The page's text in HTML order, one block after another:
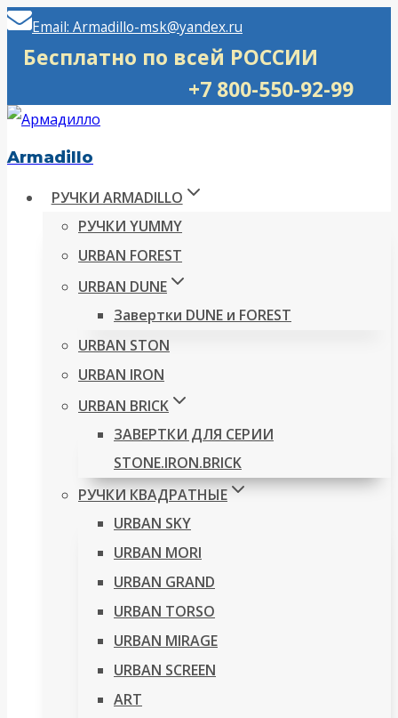
Перейти
Email: Armadillo-msk@yandex.ru
Бесплатно по всей РОССИИ
+7 800-550-92-99
Armadillo
РУЧКИ ARMADILLO
РУЧКИ YUMMY
URBAN FOREST
URBAN DUNE
Завертки DUNE и FOREST
URBAN STON
URBAN IRON
URBAN BRICK
ЗАВЕРТКИ ДЛЯ СЕРИИ
STONE.IRON.BRICK
РУЧКИ КВАДРАТНЫЕ
URBAN SKY
URBAN MORI
URBAN GRAND
URBAN TORSO
URBAN MIRAGE
URBAN SCREEN
ART